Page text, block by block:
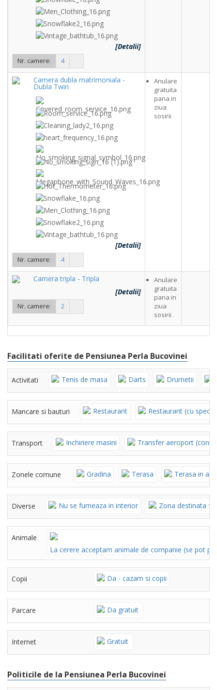
[Detalii]
Nr. camere: 4
Camera dubla matrimoniala -
Dubla Twin
[Detalii]
Nr. camere: 4
Anulare
gratuita
pana in
ziua
sosirii
Camera tripla - Tripla
[Detalii]
Nr. camere: 2
Anulare
gratuita
pana in
ziua
sosirii
Facilitati oferite de Pensiunea Perla Bucovinei
Activitati Tenis de masa Darts Drumetii
Mancare si bauturi Restaurant Restaurant (cu
Transport Inchiriere masini Transfer aeroport
Zonele comune Gradina Terasa Terasa in
Diverse Nu se fumeaza in interior Zona destinata
Animale
La cerere acceptam animale de companie (se pot
Copii Da - cazam si copii
Parcare Da gratuit
Internet Gratuit
Politicile de la Pensiunea Perla Bucovinei